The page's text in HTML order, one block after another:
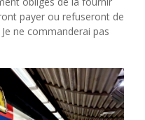
payer ou refuseront de
ne commanderai pas